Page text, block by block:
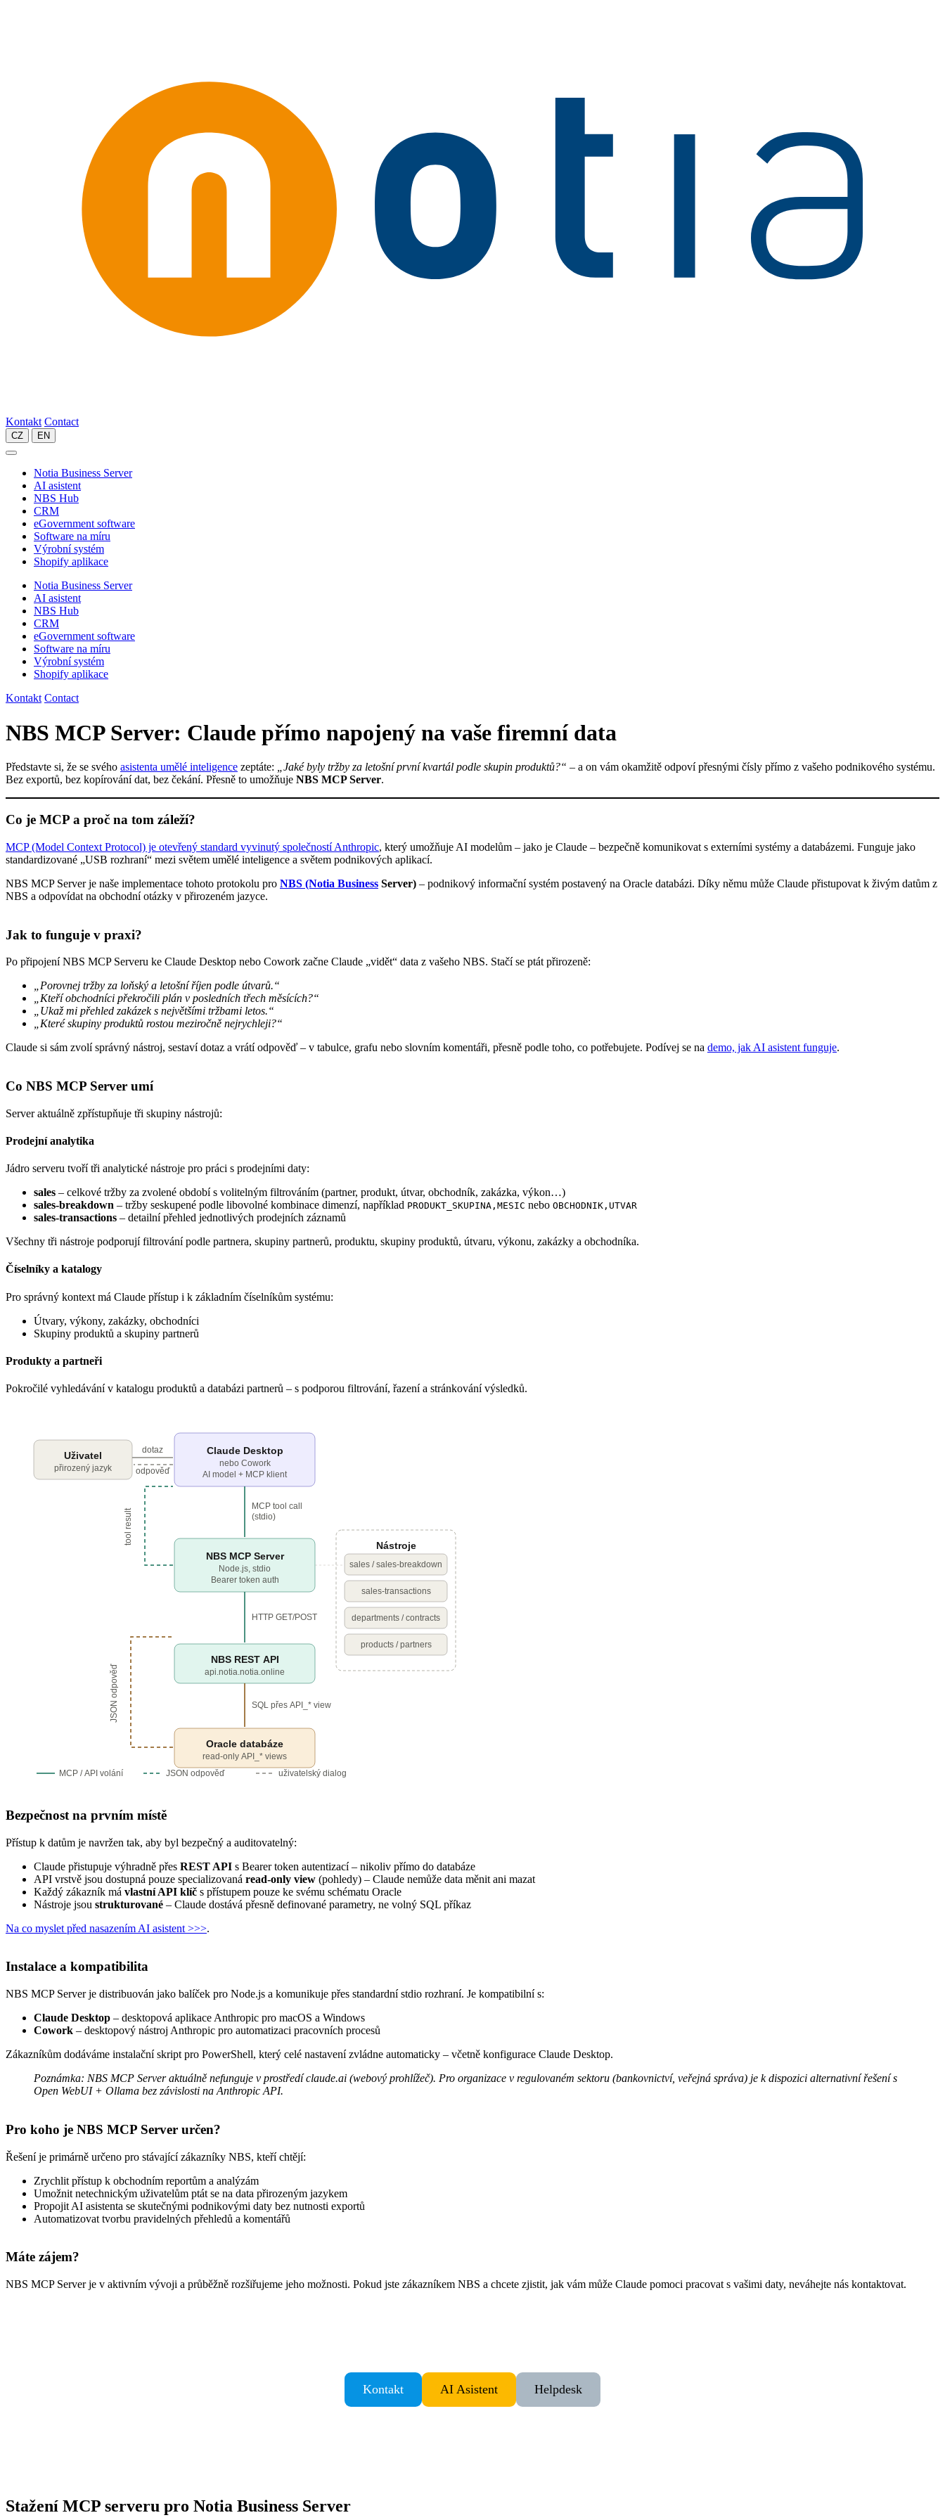
Kontakt Contact
CZ EN
Notia Business Server
AI asistent
NBS Hub
CRM
eGovernment software
Software na míru
Výrobní systém
Shopify aplikace
Notia Business Server
AI asistent
NBS Hub
CRM
eGovernment software
Software na míru
Výrobní systém
Shopify aplikace
Kontakt Contact
NBS MCP Server: Claude přímo napojený na vaše firemní data
Představte si, že se svého asistenta umělé inteligence zeptáte: „Jaké byly tržby za letošní první kvartál podle skupin produktů?“ – a on vám okamžitě odpoví přesnými čísly přímo z vašeho podnikového systému.
Bez exportů, bez kopírování dat, bez čekání. Přesně to umožňuje NBS MCP Server.
Co je MCP a proč na tom záleží?
MCP (Model Context Protocol) je otevřený standard vyvinutý společností Anthropic, který umožňuje AI modelům – jako je Claude – bezpečně komunikovat s externími systémy a databázemi. Funguje jako
standardizované „USB rozhraní“ mezi světem umělé inteligence a světem podnikových aplikací.
NBS MCP Server je naše implementace tohoto protokolu pro NBS (Notia Business Server) – podnikový informační systém postavený na Oracle databázi. Díky němu může Claude přistupovat k živým datům z
NBS a odpovídat na obchodní otázky v přirozeném jazyce.
Jak to funguje v praxi?
Po připojení NBS MCP Serveru ke Claude Desktop nebo Cowork začne Claude „vidět“ data z vašeho NBS. Stačí se ptát přirozeně:
„Porovnej tržby za loňský a letošní říjen podle útvarů.“
„Kteří obchodníci překročili plán v posledních třech měsících?“
„Ukaž mi přehled zakázek s největšími tržbami letos.“
„Které skupiny produktů rostou meziročně nejrychleji?“
Claude si sám zvolí správný nástroj, sestaví dotaz a vrátí odpověď – v tabulce, grafu nebo slovním komentáři, přesně podle toho, co potřebujete. Podívej se na demo, jak AI asistent funguje.
Co NBS MCP Server umí
Server aktuálně zpřístupňuje tři skupiny nástrojů:
Prodejní analytika
Jádro serveru tvoří tři analytické nástroje pro práci s prodejními daty:
sales – celkové tržby za zvolené období s volitelným filtrováním (partner, produkt, útvar, obchodník, zakázka, výkon…)
sales-breakdown – tržby seskupené podle libovolné kombinace dimenzí, například PRODUKT_SKUPINA,MESIC nebo OBCHODNIK,UTVAR
sales-transactions – detailní přehled jednotlivých prodejních záznamů
Všechny tři nástroje podporují filtrování podle partnera, skupiny partnerů, produktu, skupiny produktů, útvaru, výkonu, zakázky a obchodníka.
Číselníky a katalogy
Pro správný kontext má Claude přístup i k základním číselníkům systému:
Útvary, výkony, zakázky, obchodníci
Skupiny produktů a skupiny partnerů
Produkty a partneři
Pokročilé vyhledávání v katalogu produktů a databázi partnerů – s podporou filtrování, řazení a stránkování výsledků.
Uživatel
přirozený jazyk
Claude Desktop
nebo Cowork
AI model + MCP klient
NBS MCP Server
Node.js, stdio
Bearer token auth
NBS REST API
api.notia.notia.online
Oracle databáze
read-only API_* views
dotaz
MCP tool call
(stdio)
HTTP GET/POST
SQL přes API_* view
JSON odpověď
tool result
odpověď
Nástroje
sales / sales-breakdown
sales-transactions
departments / contracts
products / partners
MCP / API volání JSON odpověď uživatelský dialog
Bezpečnost na prvním místě
Přístup k datům je navržen tak, aby byl bezpečný a auditovatelný:
Claude přistupuje výhradně přes REST API s Bearer token autentizací – nikoliv přímo do databáze
API vrstvě jsou dostupná pouze specializovaná read-only view (pohledy) – Claude nemůže data měnit ani mazat
Každý zákazník má vlastní API klíč s přístupem pouze ke svému schématu Oracle
Nástroje jsou strukturované – Claude dostává přesně definované parametry, ne volný SQL příkaz
Na co myslet před nasazením AI asistent >>>.
Instalace a kompatibilita
NBS MCP Server je distribuován jako balíček pro Node.js a komunikuje přes standardní stdio rozhraní. Je kompatibilní s:
Claude Desktop – desktopová aplikace Anthropic pro macOS a Windows
Cowork – desktopový nástroj Anthropic pro automatizaci pracovních procesů
Zákazníkům dodáváme instalační skript pro PowerShell, který celé nastavení zvládne automaticky – včetně konfigurace Claude Desktop.
Poznámka: NBS MCP Server aktuálně nefunguje v prostředí claude.ai (webový prohlížeč). Pro organizace v regulovaném sektoru (bankovnictví, veřejná správa) je k dispozici alternativní řešení s
Open WebUI + Ollama bez závislosti na Anthropic API.
Pro koho je NBS MCP Server určen?
Řešení je primárně určeno pro stávající zákazníky NBS, kteří chtějí:
Zrychlit přístup k obchodním reportům a analýzám
Umožnit netechnickým uživatelům ptát se na data přirozeným jazykem
Propojit AI asistenta se skutečnými podnikovými daty bez nutnosti exportů
Automatizovat tvorbu pravidelných přehledů a komentářů
Máte zájem?
NBS MCP Server je v aktivním vývoji a průběžně rozšiřujeme jeho možnosti. Pokud jste zákazníkem NBS a chcete zjistit, jak vám může Claude pomoci pracovat s vašimi daty, neváhejte nás kontaktovat.
Kontakt AI Asistent Helpdesk
Stažení MCP serveru pro Notia Business Server